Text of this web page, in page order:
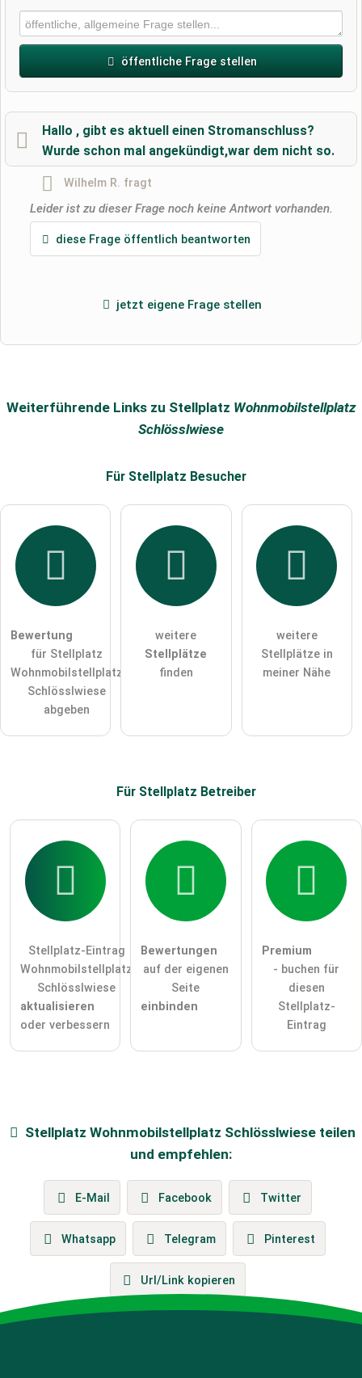
öffentliche Frage stellen
E-Mail-Adresse (wird nicht veröffentlicht)
öffentliche Frage stellen Abbrechen
Klicken Sie hier um eineindividuelle Frage
Stellplatz-Eintrag zu stellen.
Hallo , gibt es aktuell einen Stromanschluss?
Wurde schon mal angekündigt,war dem nicht so.
Wilhelm R. fragt
Leider ist zu dieser Frage noch keine Antwort vorhanden.
diese Frage öffentlich beantworten
jetzt eigene Frage stellen
Weiterführende Links zu Stellplatz Wohnmobilstellplatz
Schlösslwiese
Für Stellplatz Besucher
Bewertung
für Stellplatz
Wohnmobilstellplatz
Schlösslwiese
abgeben
weitere
Stellplätze
finden
weitere
Stellplätze in
meiner Nähe
Für Stellplatz Betreiber
Stellplatz-Eintrag
Wohnmobilstellplatz
Schlösslwiese
aktualisieren
oder verbessern
Bewertungen
auf der eigenen
Seite
einbinden
Premium
- buchen für
diesen
Stellplatz-
Eintrag
Stellplatz Wohnmobilstellplatz Schlösslwieseteilen
und empfehlen:
E-Mail Facebook Twitter
Whatsapp Telegram Pinterest
Url/Link kopieren